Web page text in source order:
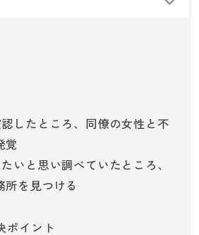
したところ、同僚の女性と不
覚
いと思い調べていたところ、
を見つける
ポイント